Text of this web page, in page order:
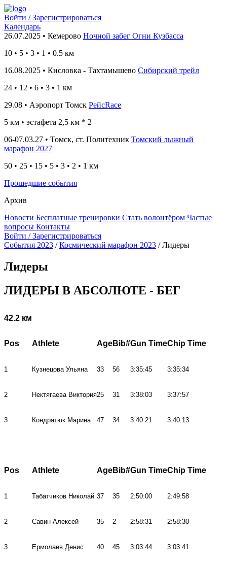
Войти / Зарегистрироваться
Календарь
26.07.2025 • Кемерово Ночной забег Огни Кузбасса
10 • 5 • 3 • 1 • 0.5 км
16.08.2025 • Кисловка - Тахтамышево Сибирский трейл
24 • 12 • 6 • 3 • 1 км
29.08 • Аэропорт Томск РейсRace
5 км • эстафета 2,5 км * 2
06-07.03.27 • Томск, ст. Политехник Томский лыжный
марафон 2027
50 • 25 • 15 • 5 • 3 • 2 • 1 км
Прошедшие события
Архив
Новости Бесплатные тренировки Стать волонтёром Частые
вопросы Контакты
Войти / Зарегистрироваться
События 2023 /Космический марафон 2023 /Лидеры
Лидеры
ЛИДЕРЫ В АБСОЛЮТЕ - БЕГ
42.2 км
Pos Athlete AgeBib#Gun TimeChip Time
1 Кузнецова Ульяна 33 56 3:35:45 3:35:34
2 Нектягаева Виктория25 31 3:38:03 3:37:57
3 Кондратюк Марина 47 34 3:40:21 3:40:13
Pos Athlete AgeBib#Gun TimeChip Time
1 Табатчиков Николай 37 35 2:50:00 2:49:58
2 Савин Алексей 35 2 2:58:31 2:58:30
3 Ермолаев Денис 40 45 3:03:44 3:03:41